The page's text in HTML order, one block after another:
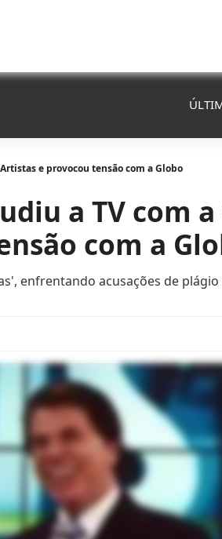
e provocou tensão com a Globo
a TV com a
com a
enfrentando acusações de